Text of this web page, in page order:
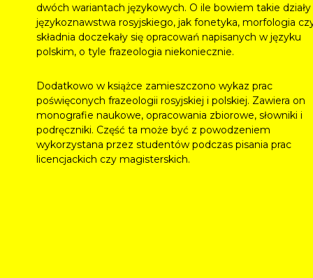
dwóch wariantach językowych. O ile bowiem takie działy
językoznawstwa rosyjskiego, jak fonetyka, morfologia
składnia doczekały się opracowań napisanych w języku
polskim, o tyle frazeologia niekoniecznie.
Dodatkowo w książce zamieszczono wykaz prac
poświęconych frazeologii rosyjskiej i polskiej. Zawiera on
monografie naukowe, opracowania zbiorowe, słowniki i
podręczniki. Część ta może być z powodzeniem
wykorzystana przez studentów podczas pisania prac
licencjackich czy magisterskich.